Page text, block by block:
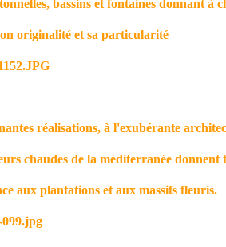
bassins et fontaines donnant à
originalité et sa particularité
réalisations, à l'exubérante
chaudes de la méditerranée donnent
aux plantations et aux massifs fleuris.